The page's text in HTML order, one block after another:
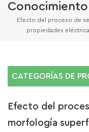
Conocimiento
Efecto del proceso de
propiedades
CATEGORÍAS DE
Efecto del
morfología